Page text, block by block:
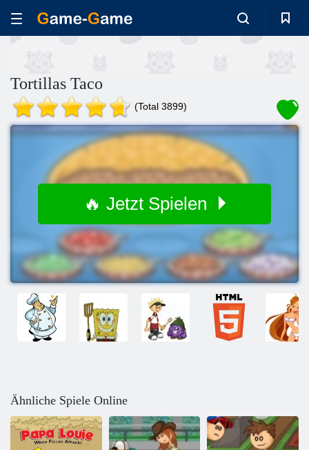
Tortillas Taco
(Total 3899)
🔥 Jetzt Spielen
Ähnliche Spiele Online